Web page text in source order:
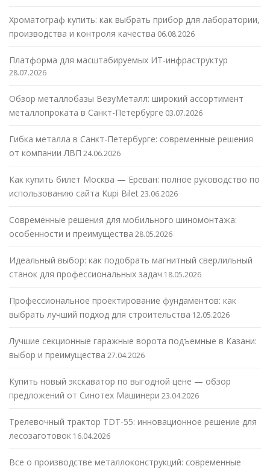
Хроматограф купить: как выбрать прибор для лаборатории,
производства и контроля качества 06.08.2026
Платформа для масштабируемых ИТ-инфраструктур
28.07.2026
Обзор металлобазы ВезуМеталл: широкий ассортимент
металлопроката в Санкт-Петербурге 03.07.2026
Гибка металла в Санкт-Петербурге: современные решения
от компании ЛВП 24.06.2026
Как купить билет Москва — Ереван: полное руководство по
использованию сайта Kupi Bilet23.06.2026
Современные решения для мобильного шиномонтажа:
особенности и преимущества 28.05.2026
Идеальный выбор: как подобрать магнитный сверлильный
станок для профессиональных задач 18.05.2026
Профессиональное проектирование фундаментов: как
выбрать лучший подход для строительства 12.05.2026
Лучшие секционные гаражные ворота подъемные в Казани:
выбор и преимущества 27.04.2026
Купить новый экскаватор по выгодной цене — обзор
предложений от Синотех Машинери 23.04.2026
Трелевочный трактор TDT-55: инновационное решение для
лесозаготовок 16.04.2026
Все о производстве металлоконструкций: современные